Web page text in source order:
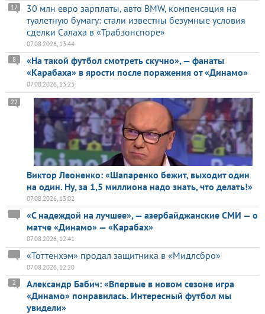
30 млн евро зарплаты, авто BMW, компенсация на
туалетную бумагу: стали известны безумные условия
сделки Салаха в «Трабзонспоре»
17
07.08.2026, 13:44
«На такой футбол смотреть скучно», — фанаты
«Карабаха» в ярости после поражения от «Динамо»
8
07.08.2026, 13:23
Виктор Леоненко: «Шапаренко бежит, выходит один
на один. Ну, за 1,5 миллиона надо знать, что делать!»
22
07.08.2026, 13:02
«С надеждой на лучшее», — азербайджанские СМИ — о
матче «Динамо» — «Карабах»
07.08.2026, 12:41
«Тоттенхэм» продал защитника в «Мидлсбро»
07.08.2026, 12:20
Александр Бабич: «Впервые в новом сезоне игра
«Динамо» понравилась. Интересный футбол мы
увидели»
2